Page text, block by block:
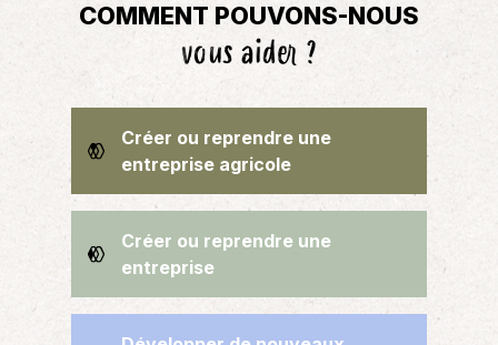
COMMENT POUVONS-NOUS
vous aider ?
Créer ou reprendre une
entreprise agricole
Créer ou reprendre une
entreprise